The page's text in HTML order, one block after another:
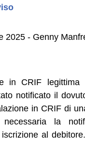
2025 - Genny
in CRIF
notificato il
in CRIF di
necessaria la
al